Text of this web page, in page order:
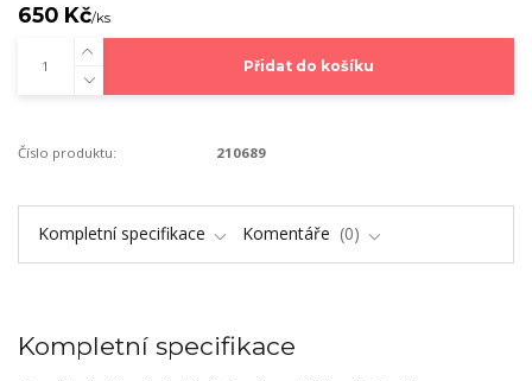
650 Kč/ks
Přidat do košíku
Číslo produktu: 210689
Kompletní specifikace Komentáře 0
Kompletní specifikace